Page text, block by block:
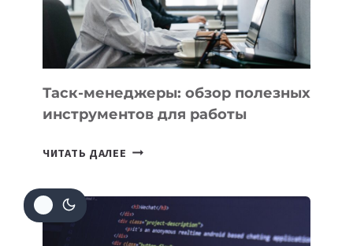
ТАДЖИКИСТАНА
Таск-менеджеры: обзор полезных
инструментов для работы
ЧИТАТЬ ДАЛЕЕ ТАСК-
ПОЛЕЗНЫХ
ИНСТРУМЕНТОВ